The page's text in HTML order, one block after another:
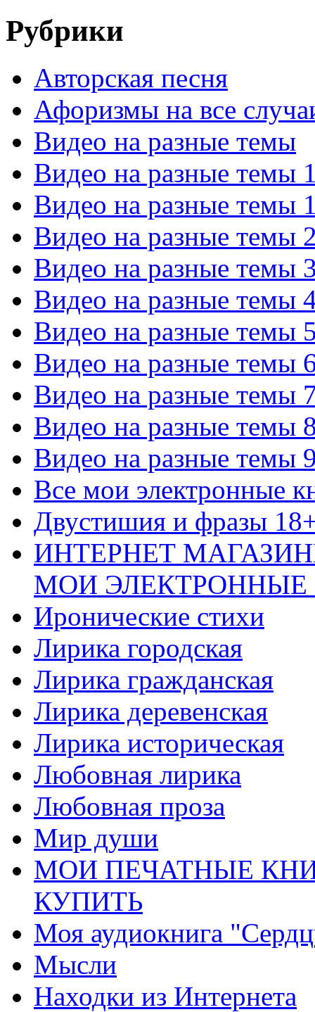
Рубрики
Авторская песня
Афоризмы на все
Видео на разные темы
Видео на разные темы
Видео на разные темы
Видео на разные темы
Видео на разные темы
Видео на разные темы
Видео на разные темы
Видео на разные темы
Видео на разные темы
Видео на разные темы
Видео на разные темы
Все мои электронные
Двустишия и фразы
ИНТЕРНЕТ
МОИ ЭЛЕКТРОННЫЕ
Иронические стихи
Лирика городская
Лирика гражданская
Лирика деревенская
Лирика историческая
Любовная лирика
Любовная проза
Мир души
МОИ ПЕЧАТНЫЕ
КУПИТЬ
Моя аудиокнига
Мысли
Находки из Интернета